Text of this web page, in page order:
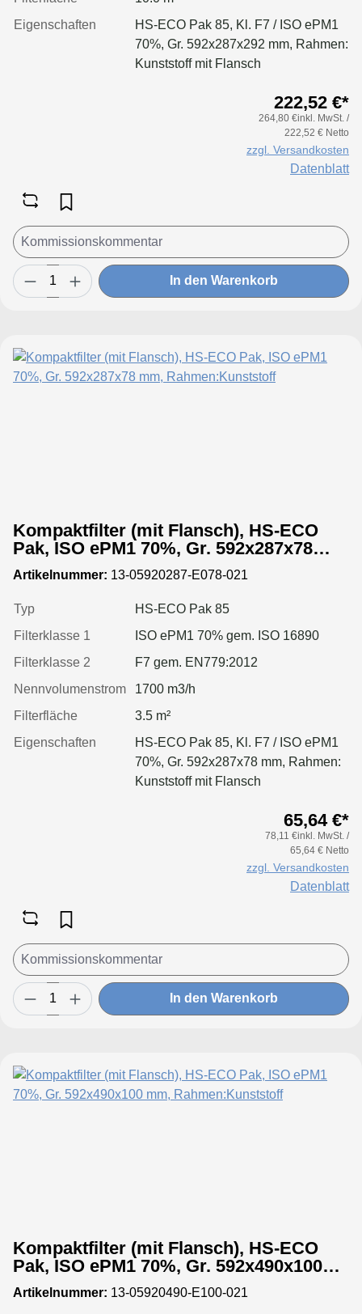
Eigenschaften
HS-ECO Pak 85, Kl. F7 / ISO ePM1
70%, Gr. 592x287x292 mm, Rahmen:
Kunststoff mit Flansch
222,52 €*
264,80 €inkl. MwSt. /
222,52 € Netto
zzgl. Versandkosten
Datenblatt
In den Warenkorb
Kompaktfilter (mit Flansch), HS-ECO
Pak, ISO ePM1 70%, Gr. 592x287x78
mm, Rahmen:Kunststoff
Artikelnummer: 13-05920287-E078-021
Typ
HS-ECO Pak 85
Filterklasse 1
ISO ePM1 70% gem. ISO 16890
Filterklasse 2
F7 gem. EN779:2012
Nennvolumenstrom
1700 m3/h
Filterfläche
3.5 m²
Eigenschaften
HS-ECO Pak 85, Kl. F7 / ISO ePM1
70%, Gr. 592x287x78 mm, Rahmen:
Kunststoff mit Flansch
65,64 €*
78,11 €inkl. MwSt. /
65,64 € Netto
zzgl. Versandkosten
Datenblatt
In den Warenkorb
Kompaktfilter (mit Flansch), HS-ECO
Pak, ISO ePM1 70%, Gr. 592x490x100
mm, Rahmen:Kunststoff
Artikelnummer: 13-05920490-E100-021